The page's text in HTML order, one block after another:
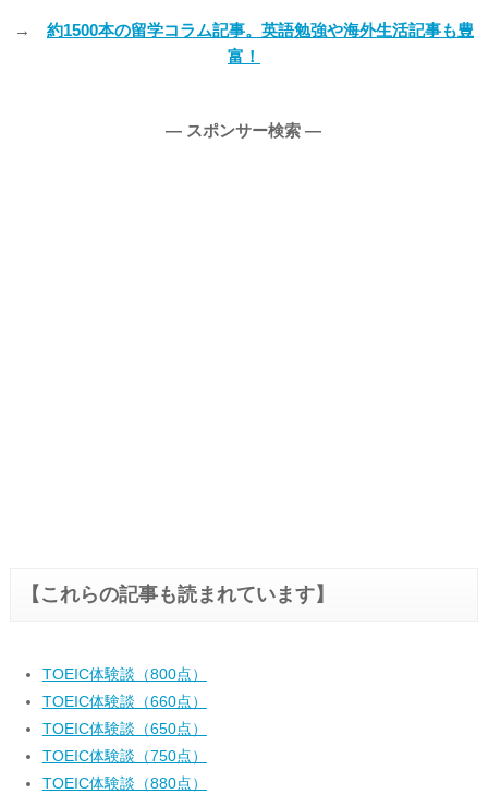
→ 約1500本の留学コラム記事。英語勉強や海外生活記事も豊
富！
― スポンサー検索 ―
【これらの記事も読まれています】
TOEIC体験談（800点）
TOEIC体験談（660点）
TOEIC体験談（650点）
TOEIC体験談（750点）
TOEIC体験談（880点）